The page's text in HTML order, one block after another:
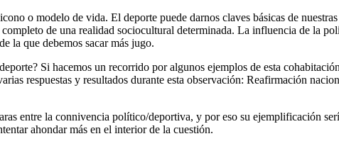
o modelo de vida. El deporte puede darnos claves básicas de
de una realidad sociocultural determinada. La influencia de la
la que debemos sacar más jugo.
Si hacemos un recorrido por algunos ejemplos de esta
respuestas y resultados durante esta observación: Reafirmación
entre la connivencia político/deportiva, y por eso su ejemplificación
ahondar más en el interior de la cuestión.